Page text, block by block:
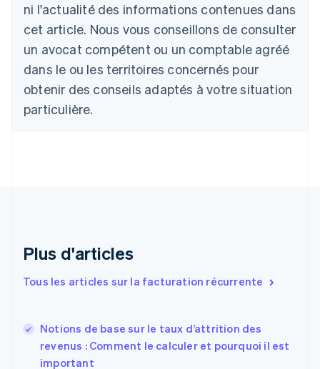
ni l'actualité des informations contenues dans
cet article. Nous vous conseillons de consulter
un avocat compétent ou un comptable agréé
dans le ou les territoires concernés pour
obtenir des conseils adaptés à votre situation
particulière.
Plus d'articles
Tous les articles sur la facturation récurrente
Notions de base sur le taux d’attrition des
revenus : Comment le calculer et pourquoi il est
important
Belgique
Nederlands FrançaisDeutschEnglish
Brésil
Português English
Bulgarie
English
EnglishFrançais
Chine continentale
English
Espagne
États-Unis
EnglishEspañol简体中文
Finlande